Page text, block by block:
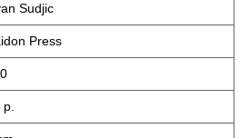
Sudjic
Press